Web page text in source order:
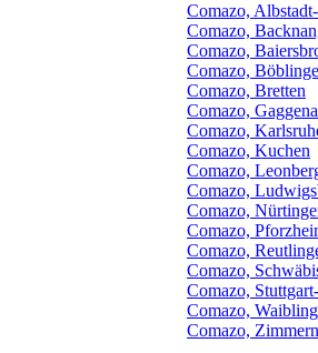
Comazo,
Comazo,
Comazo,
Comazo,
Comazo, Bretten
Comazo,
Comazo,
Comazo, Kuchen
Comazo,
Comazo,
Comazo,
Comazo,
Comazo,
Comazo,
Comazo,
Comazo,
Comazo,